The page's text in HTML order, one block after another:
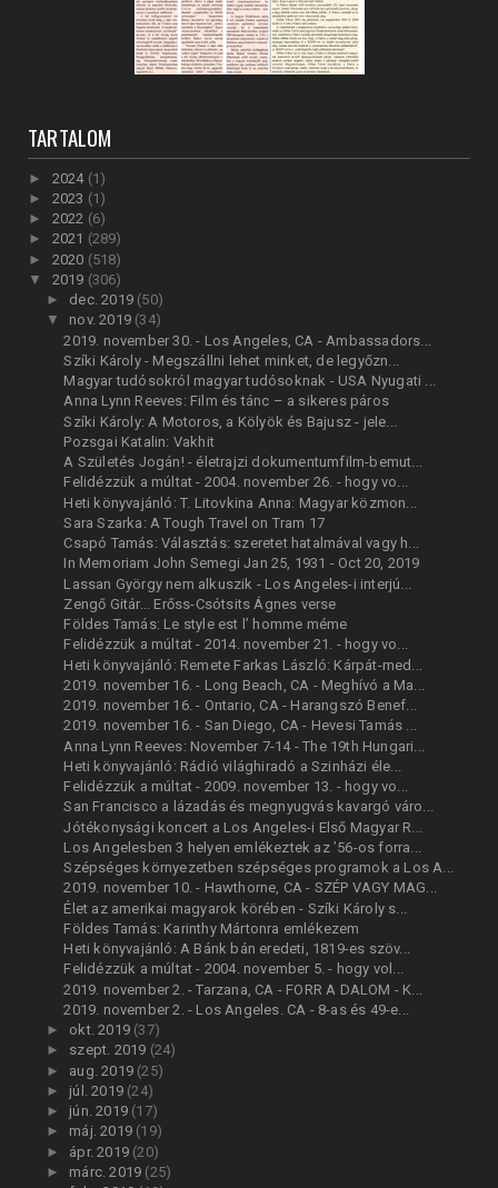
TARTALOM
► 2024 (1)
► 2023 (1)
► 2022 (6)
► 2021 (289)
► 2020 (518)
▼ 2019 (306)
► dec. 2019 (50)
▼ nov. 2019 (34)
2019. november 30. - Los Angeles, CA - Ambassadors...
Szíki Károly - Megszállni lehet minket, de legyőzn...
Magyar tudósokról magyar tudósoknak - USA Nyugati ...
Anna Lynn Reeves: Film és tánc – a sikeres páros
Szíki Károly: A Motoros, a Kölyök és Bajusz - jele...
Pozsgai Katalin: Vakhit
A Születés Jogán! - életrajzi dokumentumfilm-bemut...
Felidézzük a múltat - 2004. november 26. - hogy vo...
Heti könyvajánló: T. Litovkina Anna: Magyar közmon...
Sara Szarka: A Tough Travel on Tram 17
Csapó Tamás: Választás: szeretet hatalmával vagy h...
In Memoriam John Semegi Jan 25, 1931 - Oct 20, 2019
Lassan György nem alkuszik - Los Angeles-i interjú...
Zengő Gitár... Erőss-Csótsits Ágnes verse
Földes Tamás: Le style est l’ homme méme
Felidézzük a múltat - 2014. november 21. - hogy vo...
Heti könyvajánló: Remete Farkas László: Kárpát-med...
2019. november 16. - Long Beach, CA - Meghívó a Ma...
2019. november 16. - Ontario, CA - Harangszó Benef...
2019. november 16. - San Diego, CA - Hevesi Tamás ...
Anna Lynn Reeves: November 7-14 - The 19th Hungari...
Heti könyvajánló: Rádió világhiradó a Szinházi éle...
Felidézzük a múltat - 2009. november 13. - hogy vo...
San Francisco a lázadás és megnyugvás kavargó váro...
Jótékonysági koncert a Los Angeles-i Első Magyar R...
Los Angelesben 3 helyen emlékeztek az ’56-os forra...
Szépséges környezetben szépséges programok a Los A...
2019. november 10. - Hawthorne, CA - SZÉP VAGY MAG...
Élet az amerikai magyarok körében - Szíki Károly s...
Földes Tamás: Karinthy Mártonra emlékezem
Heti könyvajánló: A Bánk bán eredeti, 1819-es szöv...
Felidézzük a múltat - 2004. november 5. - hogy vol...
2019. november 2. - Tarzana, CA - FORR A DALOM - K...
2019. november 2. - Los Angeles. CA - 8-as és 49-e...
► okt. 2019 (37)
► szept. 2019 (24)
► aug. 2019 (25)
► júl. 2019 (24)
► jún. 2019 (17)
► máj. 2019 (19)
► ápr. 2019 (20)
► márc. 2019 (25)